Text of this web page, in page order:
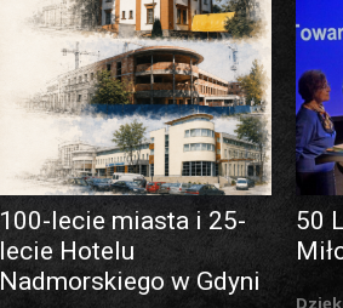
100-lecie miasta i 25-
lecie Hotelu
Nadmorskiego w Gdyni
50